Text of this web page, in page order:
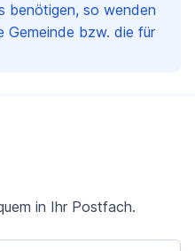
benötigen, so wenden
Gemeinde bzw. die für
in Ihr Postfach.